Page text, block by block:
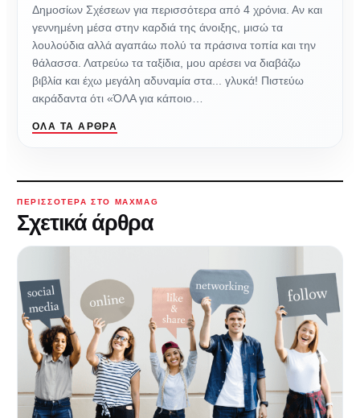
Δημοσίων Σχέσεων για περισσότερα από 4 χρόνια. Αν και
γεννημένη μέσα στην καρδιά της άνοιξης, μισώ τα
λουλούδια αλλά αγαπάω πολύ τα πράσινα τοπία και την
θάλασσα. Λατρεύω τα ταξίδια, μου αρέσει να διαβάζω
βιβλία και έχω μεγάλη αδυναμία στα... γλυκά! Πιστεύω
ακράδαντα ότι «ΌΛΑ για κάποιο…
ΌΛΑ ΤΑ ΆΡΘΡΑ
ΠΕΡΙΣΣΌΤΕΡΑ ΣΤΟ MAXMAG
Σχετικά άρθρα